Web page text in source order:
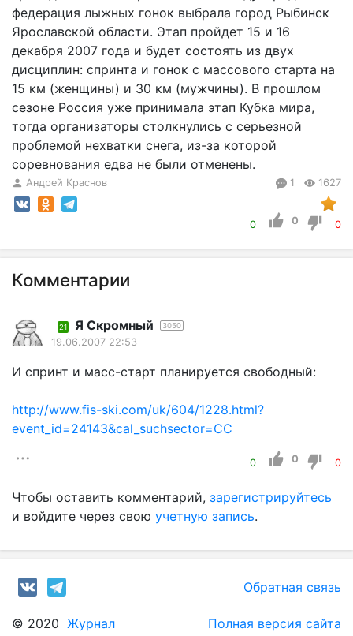
федерация лыжных гонок выбрала город Рыбинск
Ярославской области. Этап пройдет 15 и 16
декабря 2007 года и будет состоять из двух
дисциплин: спринта и гонок с массового старта на
15 км (женщины) и 30 км (мужчины). В прошлом
сезоне Россия уже принимала этап Кубка мира,
тогда организаторы столкнулись с серьезной
проблемой нехватки снега, из-за которой
соревнования едва не были отменены.
Андрей Краснов 1 1627
0 0 0
Комментарии
21 Я Скромный 3050
19.06.2007 22:53
И спринт и масс-старт планируется свободный:
http://www.fis-ski.com/uk/604/1228.html?
event_id=24143&cal_suchsector=CC
0 0 0
Чтобы оставить комментарий, зарегистрируйтесь
и войдите через свою учетную запись.
Обратная связь
© 2020 Журнал
Полная версия сайта